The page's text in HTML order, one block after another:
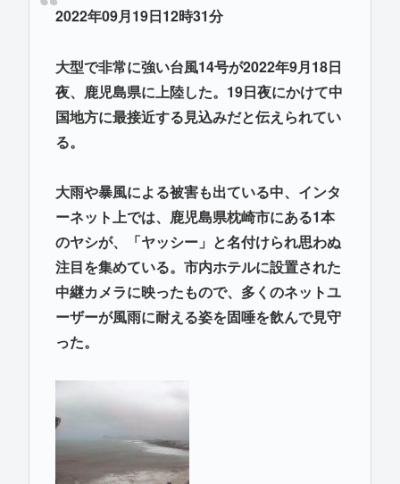
2022年09月19日12時31分
大型で非常に強い台風14号が2022年9月18日
夜、鹿児島県に上陸した。19日夜にかけて中
国地方に最接近する見込みだと伝えられてい
る。
大雨や暴風による被害も出ている中、インタ
ーネット上では、鹿児島県枕崎市にある1本
のヤシが、「ヤッシー」と名付けられ思わぬ
注目を集めている。市内ホテルに設置された
中継カメラに映ったもので、多くのネットユ
ーザーが風雨に耐える姿を固唾を飲んで見守
った。